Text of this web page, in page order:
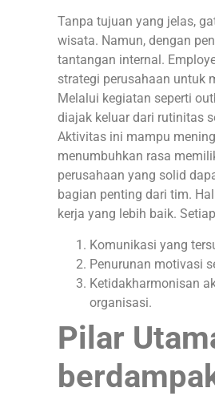
Tanpa tujuan yang jelas,
wisata. Namun, dengan
tantangan internal.
strategi perusahaan untuk
Melalui kegiatan seperti
diajak keluar dari rutinitas
Aktivitas ini mampu
menumbuhkan rasa
perusahaan yang solid
bagian penting dari tim.
kerja yang lebih baik.
Komunikasi yang
Penurunan motivasi
Ketidakharmonisan
organisasi.
Pilar